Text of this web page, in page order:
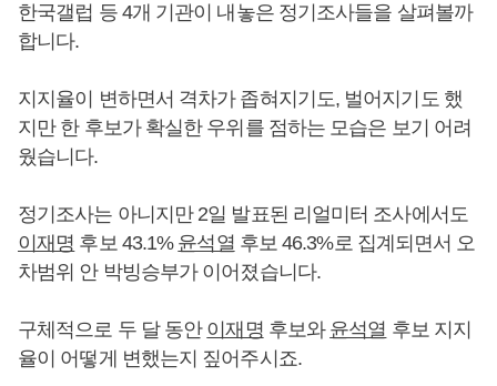
한국갤럽 등 4개 기관이 내놓은 정기조사들을 살펴볼까
합니다.
지지율이 변하면서 격차가 좁혀지기도, 벌어지기도 했
지만 한 후보가 확실한 우위를 점하는 모습은 보기 어려
웠습니다.
정기조사는 아니지만 2일 발표된 리얼미터 조사에서도
이재명 후보 43.1% 윤석열 후보 46.3%로 집계되면서 오
차범위 안 박빙승부가 이어졌습니다.
구체적으로 두 달 동안 이재명 후보와 윤석열 후보 지지
율이 어떻게 변했는지 짚어주시죠.